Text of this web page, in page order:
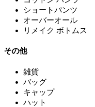
ショートパンツ
オーバーオール
リメイク ボトムス
その他
雑貨
バッグ
キャップ
ハット